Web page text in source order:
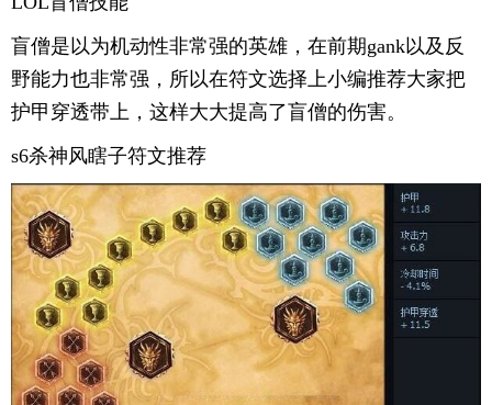
盲僧是以为机动性非常强的英雄，在前期gank以及反
野能力也非常强，所以在符文选择上小编推荐大家把
护甲穿透带上，这样大大提高了盲僧的伤害。
s6杀神风瞎子符文推荐